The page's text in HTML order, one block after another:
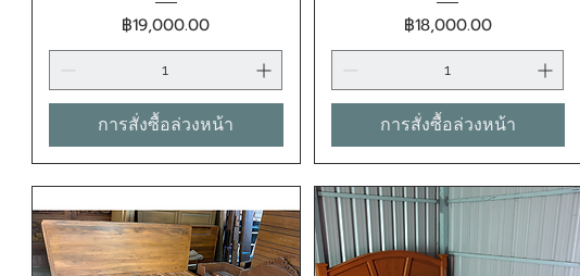
ราคา
฿19,000.00
การสั่งซื้อล่วงหน้า
ราคา
฿18,000.00
การสั่งซื้อล่วงหน้า